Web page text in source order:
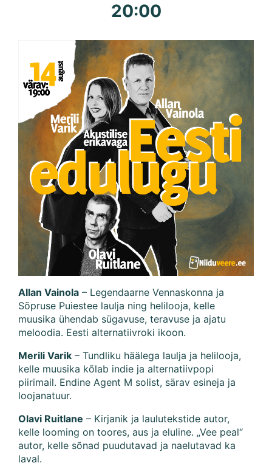
20:00
Allan Vainola – Legendaarne Vennaskonna ja
Sõpruse Puiestee laulja ning helilooja, kelle
muusika ühendab sügavuse, teravuse ja ajatu
meloodia. Eesti alternatiivroki ikoon.
Merili Varik – Tundliku häälega laulja ja helilooja,
kelle muusika kõlab indie ja alternatiivpopi
piirimail. Endine Agent M solist, särav esineja ja
loojanatuur.
Olavi Ruitlane – Kirjanik ja laulutekstide autor,
kelle looming on toores, aus ja eluline. „Vee peal“
autor, kelle sõnad puudutavad ja naelutavad ka
laval.